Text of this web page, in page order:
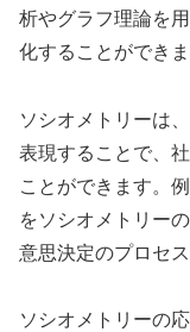
析やグラフ理論を
化することができま
ソシオメトリーは
表現することで、
ことができます。
をソシオメトリー
意思決定のプロセ
ソシオメトリーの